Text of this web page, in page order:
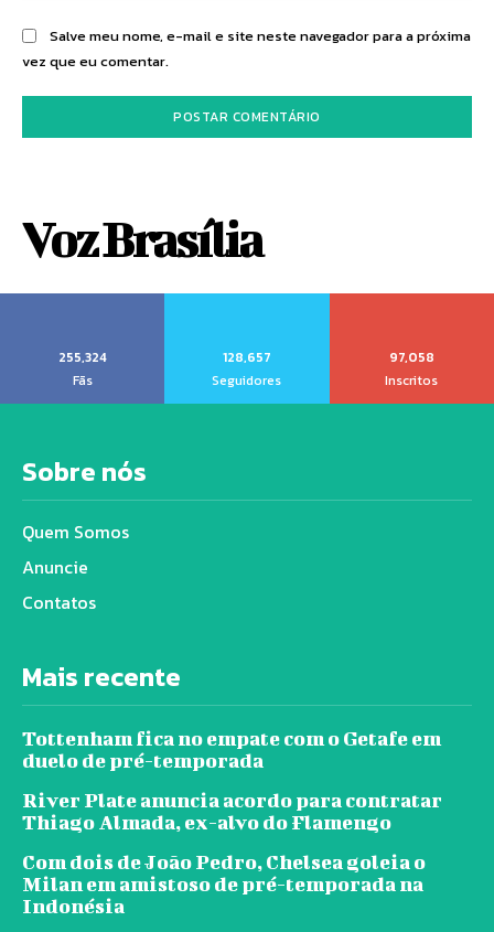
Salve meu nome, e-mail e site neste navegador para a próxima
vez que eu comentar.
Voz Brasília
255,324
Fãs
128,657
Seguidores
97,058
Inscritos
Sobre nós
Quem Somos
Anuncie
Contatos
Mais recente
Tottenham fica no empate com o Getafe em
duelo de pré-temporada
River Plate anuncia acordo para contratar
Thiago Almada, ex-alvo do Flamengo
Com dois de João Pedro, Chelsea goleia o
Milan em amistoso de pré-temporada na
Indonésia